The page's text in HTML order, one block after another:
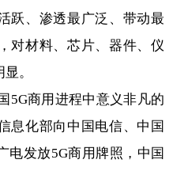
、渗透最广泛、带动最
对材料、芯片、器件、仪
。
商用进程中意义非凡的
息化部向中国电信、中国
电发放5G商用牌照，中国